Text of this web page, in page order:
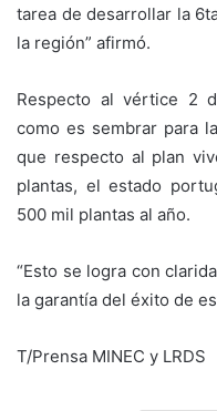
tarea de desarrollar la
la región” afirmó.
Respecto al vértice 2
como es sembrar para
que respecto al plan
plantas, el estado
500 mil plantas al año.
“Esto se logra con
la garantía del éxito de
T/Prensa MINEC y LRDS